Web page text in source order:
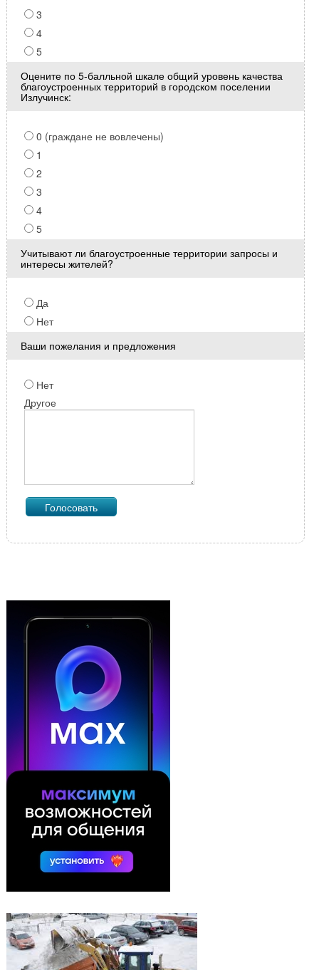
3
4
5
Оцените по 5-балльной шкале общий уровень качества
благоустроенных территорий в городском поселении
Излучинск:
0 (граждане не вовлечены)
1
2
3
4
5
Учитывают ли благоустроенные территории запросы и
интересы жителей?
Да
Нет
Ваши пожелания и предложения
Нет
Другое